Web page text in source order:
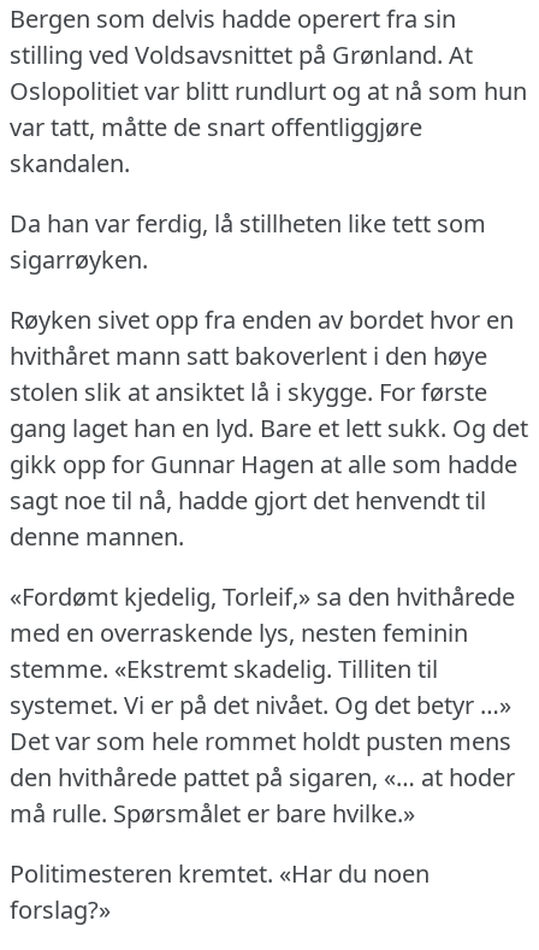
Bergen som delvis hadde operert fra sin
stilling ved Voldsavsnittet på Grønland. At
Oslopolitiet var blitt rundlurt og at nå som hun
var tatt, måtte de snart offentliggjøre
skandalen.
Da han var ferdig, lå stillheten like tett som
sigarrøyken.
Røyken sivet opp fra enden av bordet hvor en
hvithåret mann satt bakoverlent i den høye
stolen slik at ansiktet lå i skygge. For første
gang laget han en lyd. Bare et lett sukk. Og det
gikk opp for Gunnar Hagen at alle som hadde
sagt noe til nå, hadde gjort det henvendt til
denne mannen.
«Fordømt kjedelig, Torleif,» sa den hvithårede
med en overraskende lys, nesten feminin
stemme. «Ekstremt skadelig. Tilliten til
systemet. Vi er på det nivået. Og det betyr …»
Det var som hele rommet holdt pusten mens
den hvithårede pattet på sigaren, «… at hoder
må rulle. Spørsmålet er bare hvilke.»
Politimesteren kremtet. «Har du noen
forslag?»